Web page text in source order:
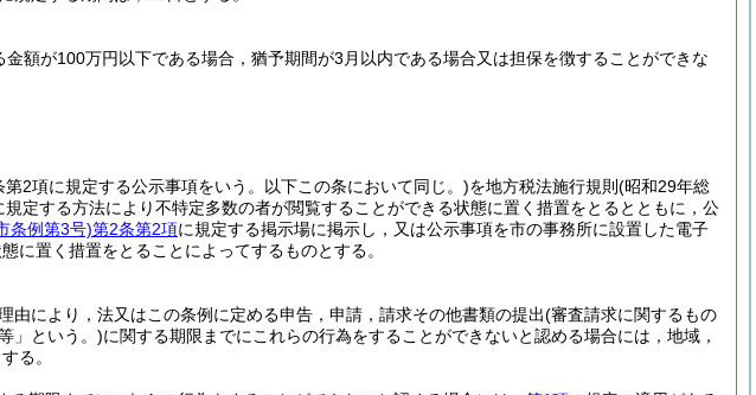
額が100万円以下である場合，猶予期間が3月以内である場合又は担保を徴することができな
第2項に規定する公示事項をいう。以下この条において同じ。)を地方税法施行規則 (昭和29年総
定する方法により不特定多数の者が閲覧することができる状態に置く措置をとるとともに，公
条例第3号)第2条第2項に規定する掲示場に掲示し，又は公示事項を市の事務所に設置した電子
に置く措置をとることによってするものとする。
由により，法又はこの条例に定める申告，申請，請求その他書類の提出(審査請求に関するもの
」という。)に関する期限までにこれらの行為をすることができないと認める場合には，地域，
る。